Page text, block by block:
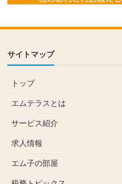
サイトマップ
トップ
エムテラスとは
サービス紹介
求人情報
エム子の部屋